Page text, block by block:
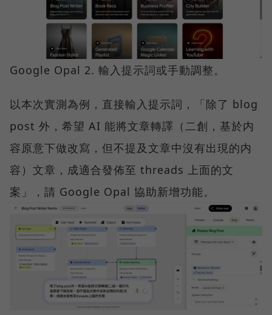
Google Opal 2. 輸入提示詞或手動調整。
以本次實測為例，直接輸入提示詞，「除了 blog
post 外，希望 AI 能將文章轉譯（二創，基於内
容原意下做改寫，但不提及文章中沒有出現的内
容）文章，成適合發佈至 threads 上面的文
案」，請 Google Opal 協助新增功能。